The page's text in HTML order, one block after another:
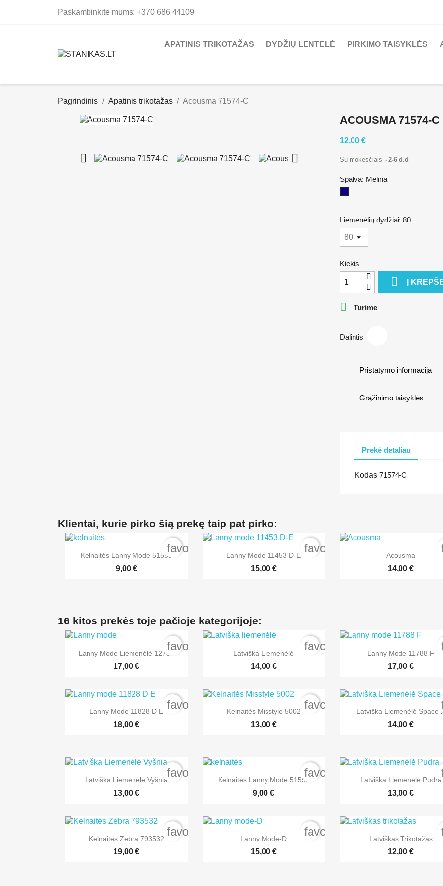
Paskambinkite mums: +370 686 44109
APATINIS TRIKOTAŽAS DYDŽIŲ LENTELĖ PIRKIMO TAISYKLĖS
Pagrindinis Apatinis trikotažas Acousma 71574-C
 
ACOUSMA 71574-C
12,00 €
Su mokesčiais 2-6 d.d
Spalva: Mėlina
Liemenėlių dydžiai: 80
Kiekis
 Į

Turime
Dalintis
Pristatymo informacija
Grąžinimo taisyklės
Prekė detaliau
Kodas 71574-C
Klientai, kurie pirko šią prekę taip pat pirko:
 Greita peržiūra
Kelnaitės Lanny Mode 51558
9,00 €
favorite_border
 Greita peržiūra
Lanny Mode 11453 D-E
15,00 €
favorite_border Greita peržiūra
Acousma
14,00 €
16 kitos prekės toje pačioje kategorijoje:
 Greita peržiūra
Lanny Mode Liemenėlė 12781
17,00 €
favorite_border
 Greita peržiūra
Latviška Liemenėlė
14,00 €
favorite_border
 Greita peržiūra
Lanny Mode 11788 F
17,00 €
 Greita peržiūra
Lanny Mode 11828 D E
18,00 €
favorite_border
 Greita peržiūra
Kelnaitės Misstyle 5002
13,00 €
favorite_border
 Greita peržiūra
Latviška Liemenėlė Space X
14,00 €
 Greita peržiūra
Latviška Liemenėlė Vyšnia
13,00 €
favorite_border
 Greita peržiūra
Kelnaitės Lanny Mode 51558
9,00 €
favorite_border
 Greita peržiūra
Latviška Liemenėlė Pudra
13,00 €
 Greita peržiūra
Kelnaitės Zebra 793532
19,00 €
favorite_border
Greita peržiūra
Lanny Mode-D
15,00 €
favorite_border
 Greita peržiūra
Latviškas Trikotažas
12,00 €